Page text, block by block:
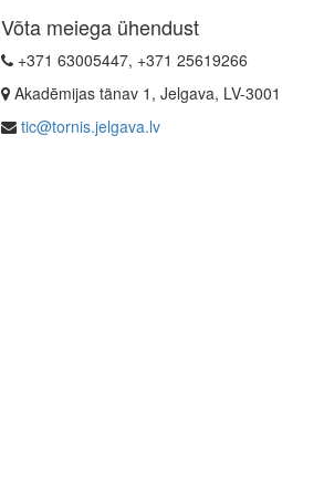
Võta meiega ühendust
+371 63005447, +371 25619266
Akadēmijas tänav 1, Jelgava, LV-3001
tic@tornis.jelgava.lv